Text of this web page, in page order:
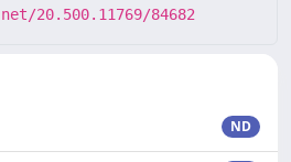
20.500.11769/84682
ND